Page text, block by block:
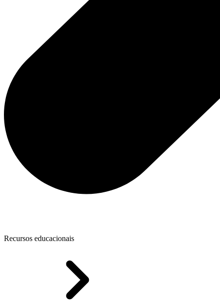
Recursos educacionais